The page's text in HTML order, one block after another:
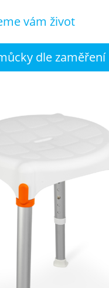
vám život
dle zaměření